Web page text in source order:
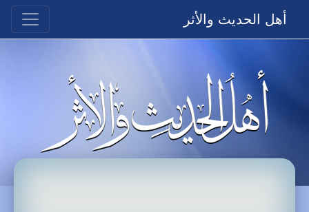
أهل الحديث والأثر